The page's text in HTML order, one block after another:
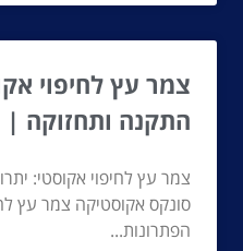
צמר עץ לחיפוי
התקנה ותחזוקה |
צמר עץ לחיפוי אקוסטי:
סונקס אקוסטיקה צמר עץ
הפתרונות...